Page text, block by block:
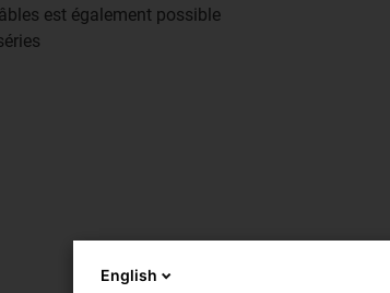
est également possible
English